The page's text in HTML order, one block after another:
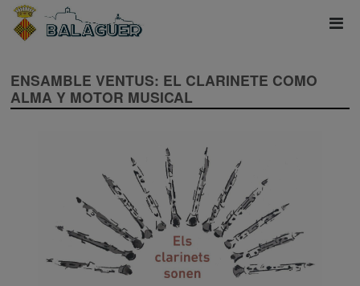
ENSAMBLE VENTUS: EL CLARINETE COMO
ALMA Y MOTOR MUSICAL